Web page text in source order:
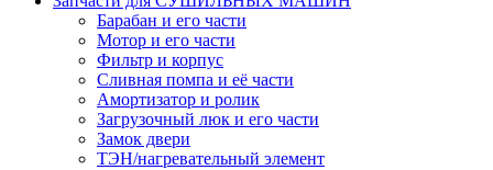
Барабан и его части
Мотор и его части
Фильтр и корпус
Сливная помпа и её части
Амортизатор и ролик
Загрузочный люк и его части
Замок двери
ТЭН/нагревательный элемент